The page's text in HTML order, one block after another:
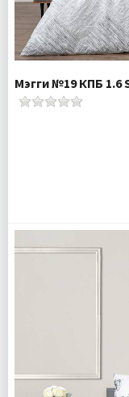
Мэгги №19 КПБ 1.6